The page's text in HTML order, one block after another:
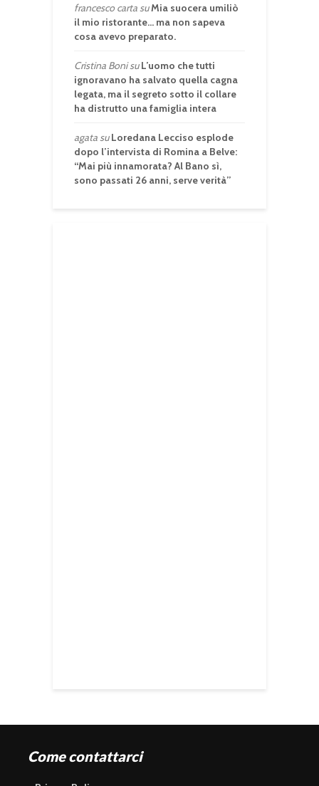
francesco cartasuMia suocera umiliò
il mio ristorante… ma non sapeva
cosa avevo preparato.
Cristina BonisuL’uomo che tutti
ignoravano ha salvato quella cagna
legata, ma il segreto sotto il collare
ha distrutto una famiglia intera
agatasuLoredana Lecciso esplode
dopo l’intervista di Romina a Belve:
“Mai più innamorata? Al Bano sì,
sono passati 26 anni, serve verità”
Come contattarci